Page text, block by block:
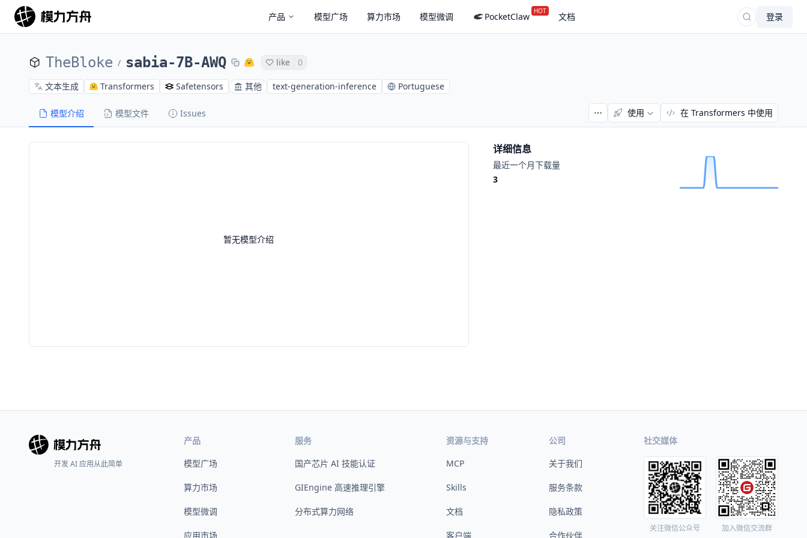
产品 模型广场 算力市场 模型微调 PocketClaw HOT 文档 登录
TheBloke / sabia-7B-AWQ like 0
文本生成 Transformers Safetensors 其他 text-generation-inference Portuguese
模型介绍 模型文件 Issues 使用 在 Transformers 中使用
暂无模型介绍
详细信息
最近一个月下载量
3
开发 AI 应用从此简单
产品
模型广场
算力市场
模型微调
应用市场
服务
国产芯片 AI 技能认证
GIEngine 高速推理引擎
分布式算力网络
资源与支持
MCP
Skills
文档
客户端
公司
关于我们
服务条款
隐私政策
合作伙伴
社交媒体
关注微信公众号 加入微信交流群